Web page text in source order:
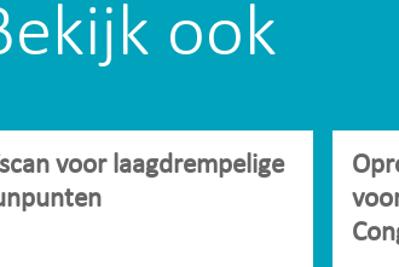
ook
voor laagdrempelige